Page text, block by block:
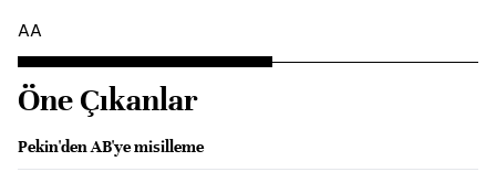
AA
Öne Çıkanlar
Pekin'den AB'ye misilleme